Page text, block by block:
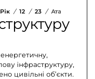
/ 12 / 23 / Атака На
інфраструктуру,
цивільні об’єкти.